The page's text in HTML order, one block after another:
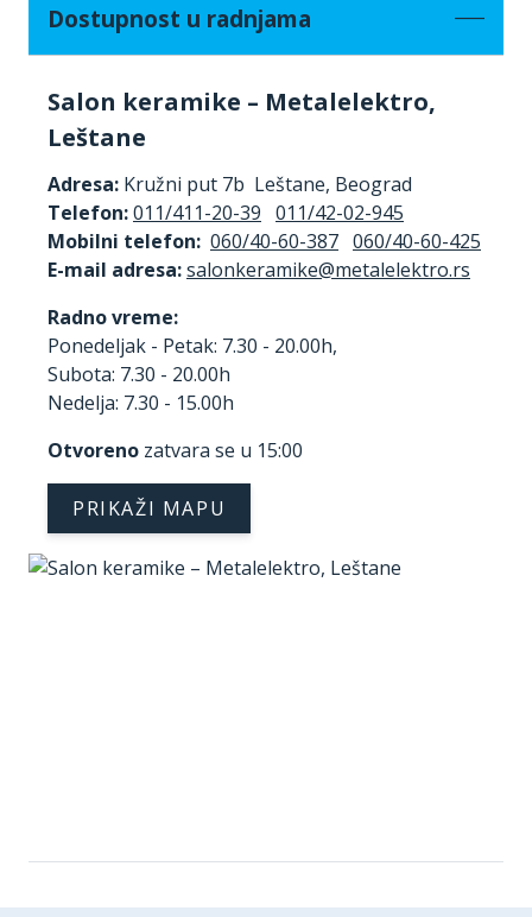
Dostupnost u radnjama
Salon keramike – Metalelektro,
Leštane
Adresa: Kružni put 7b Leštane, Beograd
Telefon:011/411-20-39 011/42-02-945
Mobilni telefon: 060/40-60-387 060/40-60-425
E-mail adresa:
Radno vreme:
Ponedeljak - Petak: 7.30 - 20.00h,
Subota: 7.30 - 20.00h
Nedelja: 7.30 - 15.00h
Otvoreno zatvara se u 15:00
PRIKAŽI MAPU